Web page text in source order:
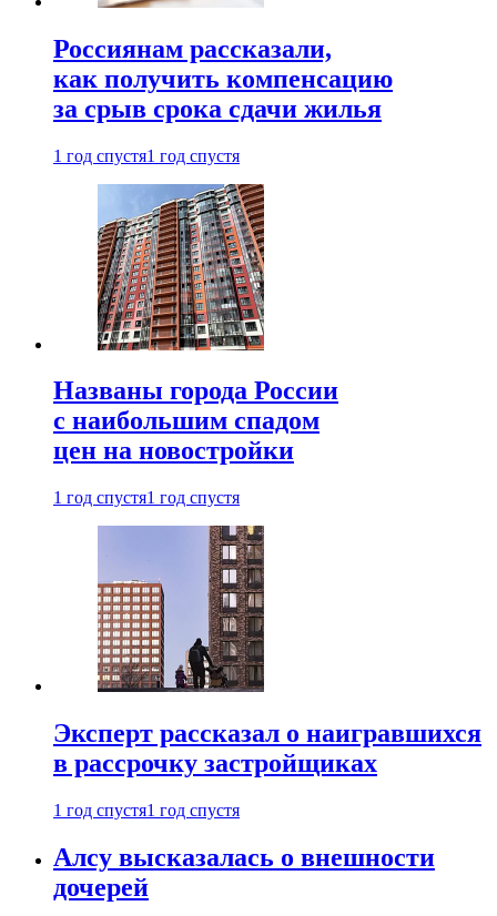
Россиянам рассказали,
как получить компенсацию
за срыв срока сдачи жилья
1 год спустя1 год спустя
Названы города России
с наибольшим спадом
цен на новостройки
1 год спустя1 год спустя
Эксперт рассказал о наигравшихся
в рассрочку застройщиках
1 год спустя1 год спустя
Алсу высказалась о внешности
дочерей